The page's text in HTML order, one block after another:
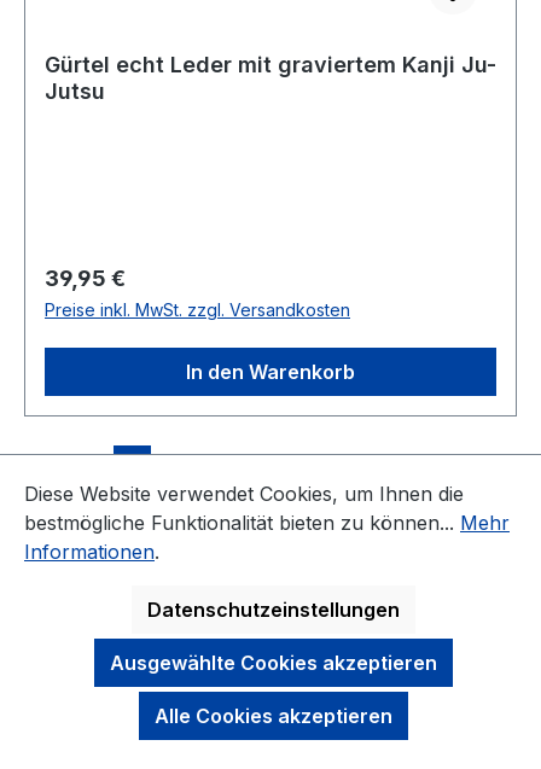
Gürtel echt Leder mit graviertem Kanji Ju-
Jutsu
Regulärer Preis:
39,95 €
Preise inkl. MwSt. zzgl. Versandkosten
In den Warenkorb
NEWSLETTER
DARAUF KÖNNEN SIE SICH VERLASSEN
Diese Website verwendet Cookies, um Ihnen die
bestmögliche Funktionalität bieten zu können... Mehr
Informationen.
Datenschutzeinstellungen
Ausgewählte Cookies akzeptieren
Alle Cookies akzeptieren